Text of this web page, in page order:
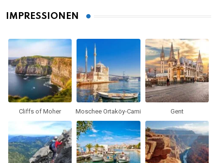
IMPRESSIONEN
Cliffs of Moher Moschee Ortaköy-Cami Gent